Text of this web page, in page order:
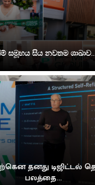
සමූහය සිය නවතම
தனது டிஜிட்டல்
பலத்தை...